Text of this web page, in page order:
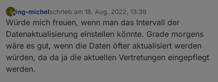
Jemand eine Idee?
I
Offline
ing-michelschrieb am 18. Aug. 2022, 13:39
zuletzt editiert von
Würde mich freuen, wenn man das Intervall der
Datenaktualisierung einstellen könnte. Grade morgens
wäre es gut, wenn die Daten öfter aktualisiert werden
würden, da da ja die aktuellen Vertretungen eingepflegt
werden.